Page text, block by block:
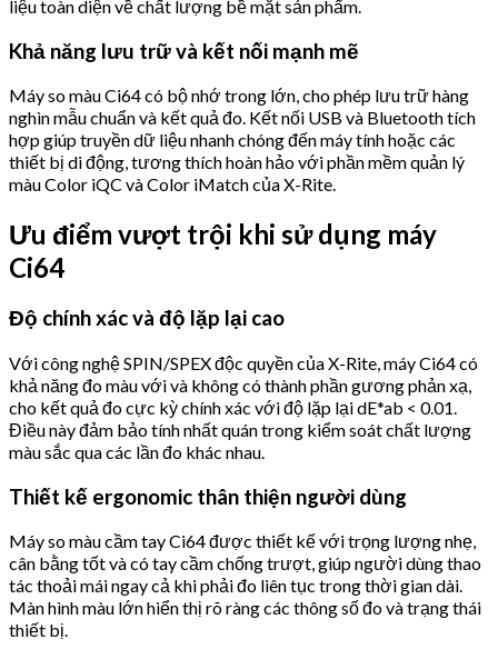
liệu toàn diện về chất lượng bề mặt sản phẩm.
Khả năng lưu trữ và kết nối mạnh mẽ
Máy so màu Ci64 có bộ nhớ trong lớn, cho phép lưu trữ hàng
nghìn mẫu chuẩn và kết quả đo. Kết nối USB và Bluetooth tích
hợp giúp truyền dữ liệu nhanh chóng đến máy tính hoặc các
thiết bị di động, tương thích hoàn hảo với phần mềm quản lý
màu Color iQC và Color iMatch của X-Rite.
Ưu điểm vượt trội khi sử dụng máy
Ci64
Độ chính xác và độ lặp lại cao
Với công nghệ SPIN/SPEX độc quyền của X-Rite, máy Ci64 có
khả năng đo màu với và không có thành phần gương phản xạ,
cho kết quả đo cực kỳ chính xác với độ lặp lại dE*ab < 0.01.
Điều này đảm bảo tính nhất quán trong kiểm soát chất lượng
màu sắc qua các lần đo khác nhau.
Thiết kế ergonomic thân thiện người dùng
Máy so màu cầm tay Ci64 được thiết kế với trọng lượng nhẹ,
cân bằng tốt và có tay cầm chống trượt, giúp người dùng thao
tác thoải mái ngay cả khi phải đo liên tục trong thời gian dài.
Màn hình màu lớn hiển thị rõ ràng các thông số đo và trạng thái
thiết bị.